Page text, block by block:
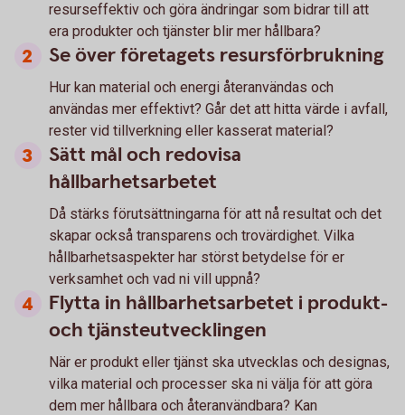
resurseffektiv och göra ändringar som bidrar till att
era produkter och tjänster blir mer hållbara?
Se över företagets resursförbrukning
Hur kan material och energi återanvändas och
användas mer effektivt? Går det att hitta värde i avfall,
rester vid tillverkning eller kasserat material?
Sätt mål och redovisa
hållbarhetsarbetet
Då stärks förutsättningarna för att nå resultat och det
skapar också transparens och trovärdighet. Vilka
hållbarhetsaspekter har störst betydelse för er
verksamhet och vad ni vill uppnå?
Flytta in hållbarhetsarbetet i produkt-
och tjänsteutvecklingen
När er produkt eller tjänst ska utvecklas och designas,
vilka material och processer ska ni välja för att göra
dem mer hållbara och återanvändbara? Kan